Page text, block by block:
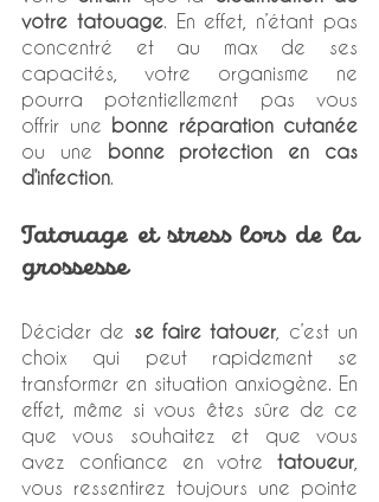
votre tatouage. En effet, n’étant pas
concentré et au max de ses
capacités, votre organisme ne
pourra potentiellement pas vous
offrir une bonne réparation cutanée
ou une
bonne protection en cas
d’infection.
Tatouage et stress lors de la
grossesse
Décider de se faire tatouer , c’est un
choix qui peut rapidement se
transformer en situation anxiogène. En
effet, même si vous êtes sûre de ce
que vous souhaitez et que vous
avez confiance en votre tatoueur
vous ressentirez toujours une pointe